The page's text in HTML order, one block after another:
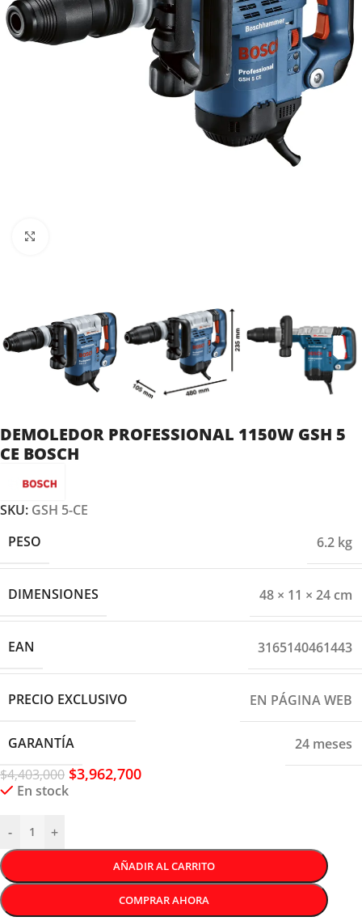
DEMOLEDOR PROFESSIONAL 1150W GSH 5
CE BOSCH
SKU: GSH 5-CE
PESO
6.2 kg
DIMENSIONES 48 × 11 × 24 cm
EAN 3165140461443
PRECIO EXCLUSIVO EN PÁGINA WEB
GARANTÍA
24 meses
$4,403,000 $3,962,700
En stock
- +
AÑADIR AL CARRITO
COMPRAR AHORA